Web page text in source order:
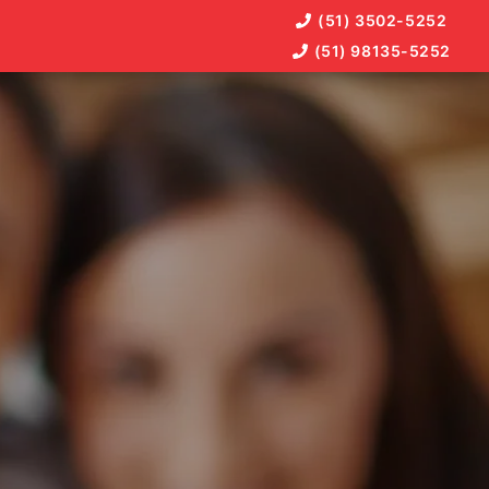
(51) 3502-5252
(51) 98135-5252